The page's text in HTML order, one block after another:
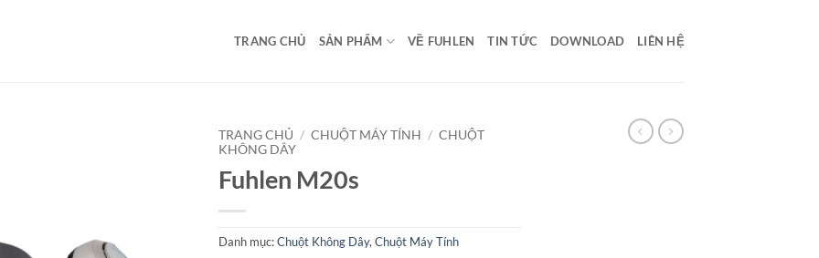
TRANG CHỦ SẢN PHẨM VỀ FUHLEN TIN TỨC DOWNLOAD LIÊN HỆ
TRANG CHỦ / CHUỘT MÁY TÍNH / CHUỘT
KHÔNG DÂY
Fuhlen M20s
Danh mục:Chuột Không Dây, Chuột Máy Tính